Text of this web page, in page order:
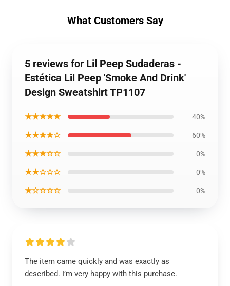
What Customers Say
5 reviews for Lil Peep Sudaderas -
Estética Lil Peep 'Smoke And Drink'
Design Sweatshirt TP1107
★★★★★ 40%
★★★★☆ 60%
★★★☆☆ 0%
★★☆☆☆ 0%
★☆☆☆☆ 0%
The item came quickly and was exactly as
described. I’m very happy with this purchase.